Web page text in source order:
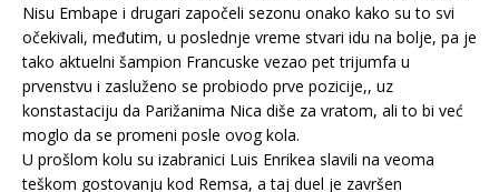
Nisu Embape i drugari započeli sezonu onako kako su to svi
očekivali, međutim, u poslednje vreme stvari idu na bolje, pa je
tako aktuelni šampion Francuske vezao pet trijumfa u
prvenstvu i zasluženo se probiodo prve pozicije,, uz
konstastaciju da Parižanima Nica diše za vratom, ali to bi već
moglo da se promeni posle ovog kola.
U prošlom kolu su izabranici Luis Enrikea slavili na veoma
teškom gostovanju kod Remsa, a taj duel je završen